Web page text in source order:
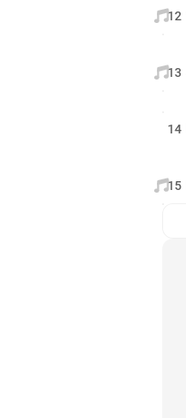
12
13
14
15